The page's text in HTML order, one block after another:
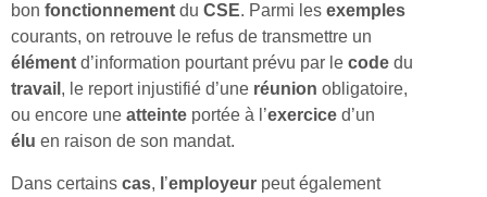
bon fonctionnement du CSE. Parmi les exemples
courants, on retrouve le refus de transmettre un
élément d’information pourtant prévu par le code du
travail , le report injustifié d’une réunion obligatoire,
ou encore une atteinte portée à l’exercice d’un
élu en raison de son mandat.
Dans certains cas, ’employeur peut également